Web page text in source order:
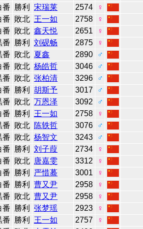
番 勝利 宋瑞莱 2574
♀
番 敗北 王一如 2758
♀
番 敗北 鑫天悦 2651
♀
番 勝利 刘砚畅 2875
♀
番 敗北 夏鑫 2890
♂
番 敗北 杨皓哲 3046
♂
番 敗北 张柏清 3296
♂
番 勝利 胡斯予 3017
♂
番 敗北 万恩泽 3092
♂
番 勝利 王一如 2758
♀
番 敗北 陈轶哲 3076
♂
番 敗北 杨智文 3243
♂
番 勝利 刘子葭 2734
♀
番 敗北 唐嘉雯 3312
♀
番 勝利 严惜蓦 3001
♀
番 勝利 曹又尹 2958
♀
番 敗北 曹又尹 2958
♀
番 勝利 张梦瑶 2923
♀
番 勝利 王一如 2757
♀